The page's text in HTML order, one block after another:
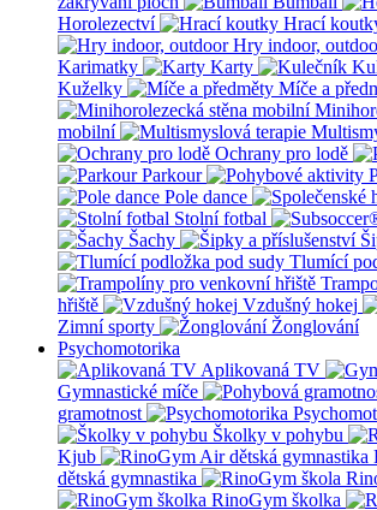
Horolezectví
Hrací
Hry indoor,
Karimatky
Karty
Kuželky
Míče a
mobilní
Ochrany pro lodě
Parkour
Pole dance
Stolní fotbal
Šachy
Tlumící
hřiště
Vzdušný hokej
Zimní sporty
Žonglování
Psychomotorika
Aplikovaná TV
Gymnastické míče
gramotnost
Školky v pohybu
Kjub
dětská gymnastika
RinoGym školka